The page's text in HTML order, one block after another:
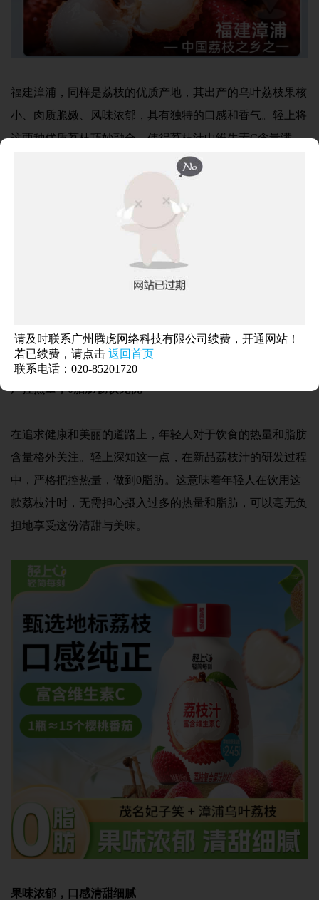
请及时联系广州腾虎网络科技有限公司续费，开通网站！
若已续费，请点击 返回首页
联系电话：020-85201720
福建漳浦，同样是荔枝的优质产地，其出产的乌叶荔枝果核
小、肉质脆嫩、风味浓郁，具有独特的口感和香气。轻上将
这两种优质荔枝巧妙融合，使得荔枝汁中维生素C含量满
满，为年轻人的身体注入满满的活力与营养，助力他们在夏
额外添加胶原蛋白+烟酰胺，美丽与健康兼得
护肌肤，实现美丽与健康的双重追求。
严控热量，0脂肪畅饮无忧
在追求健康和美丽的道路上，年轻人对于饮食的热量和脂肪
含量格外关注。轻上深知这一点，在新品荔枝汁的研发过程
中，严格把控热量，做到0脂肪。这意味着年轻人在饮用这
款荔枝汁时，无需担心摄入过多的热量和脂肪，可以毫无负
担地享受这份清甜与美味。
果味浓郁，口感清甜细腻